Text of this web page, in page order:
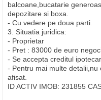
balcoane,bucatarie
depozitare si boxa.
- Cu vedere pe doua parti.
3. Situatia juridica:
- Proprietar
- Pret : 83000 de euro
- Se accepta creditul ipotecar
- Pentru mai multe
afisat.
ID ACTIV IMOB: 231855